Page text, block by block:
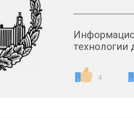
технологии
4